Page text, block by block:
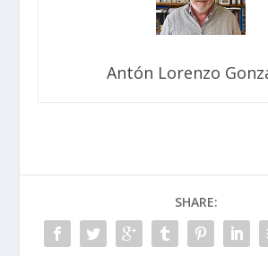
Antón Lorenzo
SHARE: